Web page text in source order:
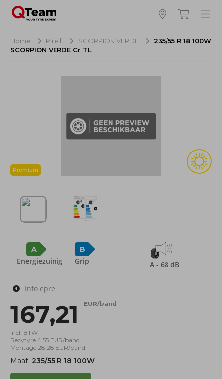
Hoeveel banden wilt u bestellen?
Bestellen
Home Pirelli SCORPION VERDE
235/55 R 18 100W
SCORPION VERDE Cr TL
Premium
A
Energiezuinig
B
Grip A - 68 dB
Info eprel
167,21 EUR/band
incl. BTW
Recytyre 4,55 EUR/band
Montage 28,28 EUR/band
Maat: 235/55 R 18 100W